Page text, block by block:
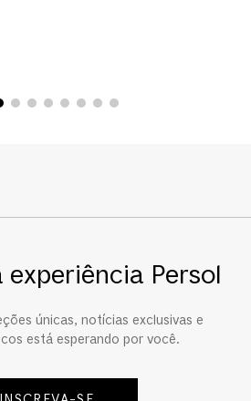
experiência Persol
únicas, notícias exclusivas e
está esperando por você.